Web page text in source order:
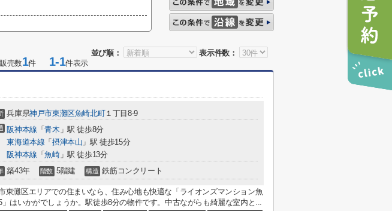
並び順： 表示件数：
売数1件 1-1件表示
兵庫県神戸市東灘区魚崎北町１丁目8-9
阪神本線 「青木 」駅 徒歩8分
東海道本線 「 摂津本山 」駅 徒歩15分
阪神本線 「魚崎」駅 徒歩13分
築43年 階数 5階建 構造 鉄筋コンクリート
東灘区エリアでの住まいなら、住み心地も快適な「ライオンズマンション魚
」はいかがでしょうか。駅徒歩8分の物件です。中古ながらも綺麗な室内と...